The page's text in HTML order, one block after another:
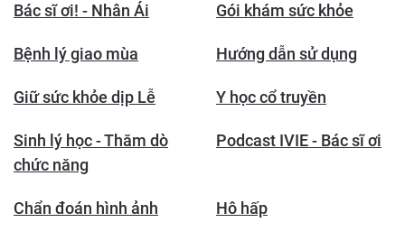
Bác sĩ ơi! - Nhân Ái Gói khám sức khỏe
Bệnh lý giao mùa Hướng dẫn sử dụng
Giữ sức khỏe dịp Lễ Y học cổ truyền
Sinh lý học - Thăm dò
chức năng
Podcast IVIE - Bác sĩ ơi
Chẩn đoán hình ảnh Hô hấp